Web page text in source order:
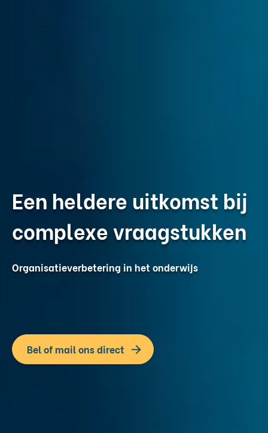
Een heldere uitkomst bij
complexe vraagstukken
Organisatieverbetering in het onderwijs
Bel of mail ons direct